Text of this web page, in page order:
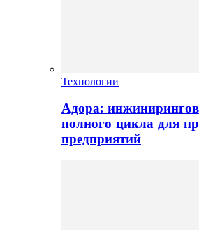
Технологии
Адора:
полного цикла для
предприятий